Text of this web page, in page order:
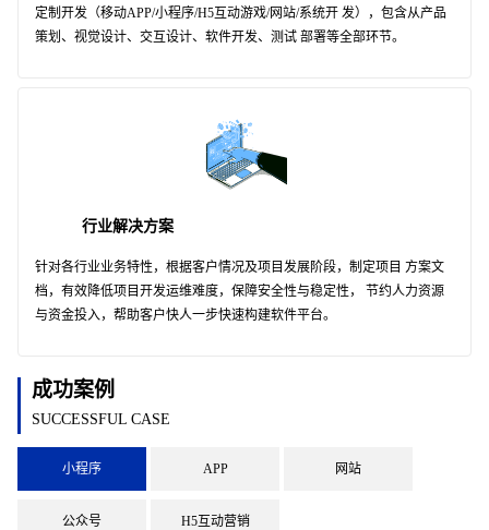
定制开发（移动APP/小程序/H5互动游戏/网站/系统开 发），包含从产品
策划、视觉设计、交互设计、软件开发、测试 部署等全部环节。
行业解决方案
针对各行业业务特性，根据客户情况及项目发展阶段，制定项目 方案文
档，有效降低项目开发运维难度，保障安全性与稳定性， 节约人力资源
与资金投入，帮助客户快人一步快速构建软件平台。
成功案例
SUCCESSFUL CASE
小程序 APP 网站
公众号 H5互动营销